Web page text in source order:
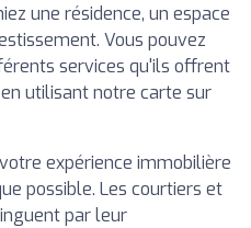
une résidence, un espace
Vous pouvez
services qu'ils offrent
utilisant notre carte sur
expérience immobilière
possible. Les courtiers et
par leur